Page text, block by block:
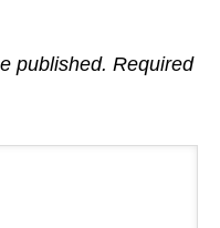
published. Required